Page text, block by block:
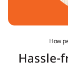
How
Hassle-